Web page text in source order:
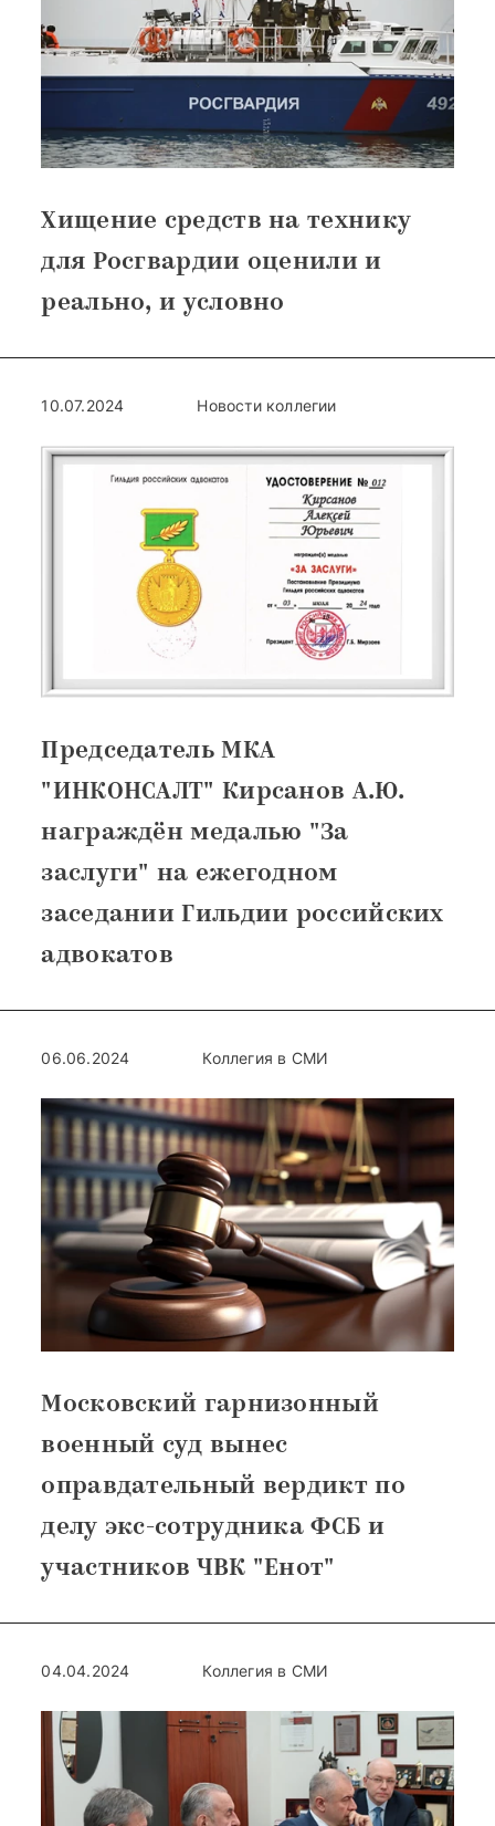
Хищение средств на технику
для Росгвардии оценили и
реально, и условно
10.07.2024 Новости коллегии
Председатель МКА
"ИНКОНСАЛТ" Кирсанов А.Ю.
награждён медалью "За
заслуги" на ежегодном
заседании Гильдии российских
адвокатов
06.06.2024 Коллегия в СМИ
Московский гарнизонный
военный суд вынес
оправдательный вердикт по
делу экс-сотрудника ФСБ и
участников ЧВК "Енот"
04.04.2024 Коллегия в СМИ